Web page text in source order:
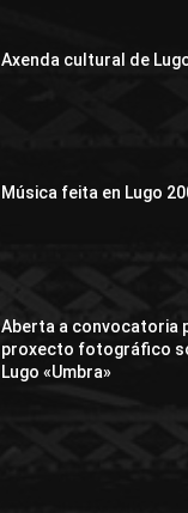
Axenda cultural de
Música feita en Lugo
Aberta a convocatoria
proxecto fotográfico
Lugo «Umbra»